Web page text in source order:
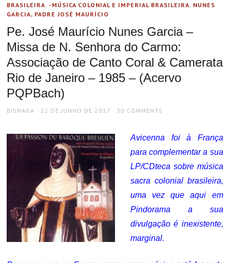
BRASILEIRA, -MÚSICA COLONIAL E IMPERIAL BRASILEIRA, NUNES
GARCIA, PADRE JOSÉ MAURÍCIO
Pe. José Maurício Nunes Garcia –
Missa de N. Senhora do Carmo:
Associação de Canto Coral & Camerata
Rio de Janeiro – 1985 – (Acervo
PQPBach)
AUTHOR
BISNAGA
POSTED
22 DE JUNHO DE 2017 30 COMMENTS
Avicenna foi à França
para complementar a sua
LP/CDteca sobre música
sacra colonial brasileira,
uma vez que aqui em
Pindorama a sua
divulgação é inexistente,
marginal.